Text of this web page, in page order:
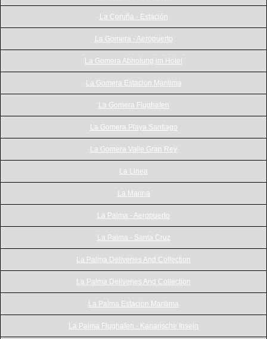
La Coruña - Estación
La Gomera - Aeropuerto
La Gomera Abholung im Hotel
La Gomera Estacion Maritima
La Gomera Flughafen
La Gomera Playa Santiago
La Gomera Valle Gran Rey
La Linea
La Marina
La Palma - Aeropuerto
La Palma - Santa Cruz
La Palma Deliveries And Collection
La Palma Deliveries And Collection
La Palma Estacion Maritima
La Palma Flughafen - Kanarische Inseln